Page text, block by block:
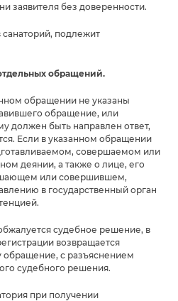
заявителя без доверенности.
подлежит
обращений.
обращении не указаны
обращение, или
должен быть направлен ответ,
Если в указанном обращении
совершаемом или
деянии, а также о лице, его
или совершившем,
в государственный орган
судебное решение, в
возвращается
с разъяснением
судебного решения.
при получении